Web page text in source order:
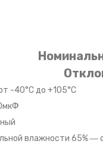
-40°С до +105°С
влажности 65% ―